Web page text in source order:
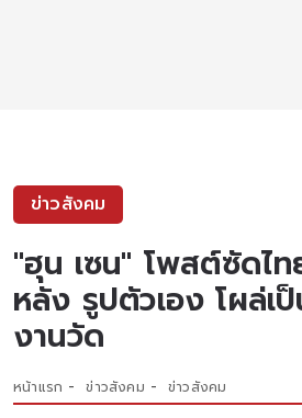
ข่าวสังคม
"ฮุน เซน" โพสต์ซัดไ
หลัง รูปตัวเอง โผล่เ
งานวัด
หน้าแรก ข่าวสังคม ข่าวสังคม